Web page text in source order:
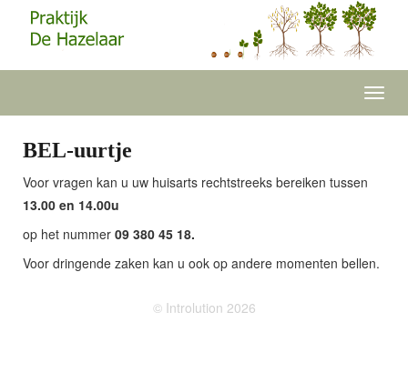
BEL-uurtje
Voor vragen kan u uw huisarts rechtstreeks bereiken tussen
13.00 en 14.00u
op het nummer 09 380 45 18.
Voor dringende zaken kan u ook op andere momenten bellen.
© Introlution 2026